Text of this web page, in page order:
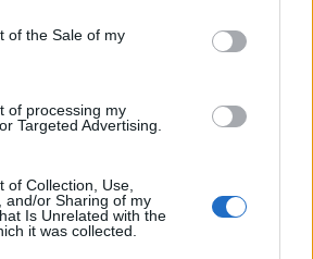
of the Sale of my
of processing my
Targeted Advertising.
of Collection, Use,
and/or Sharing of my
Is Unrelated with the
it was collected.